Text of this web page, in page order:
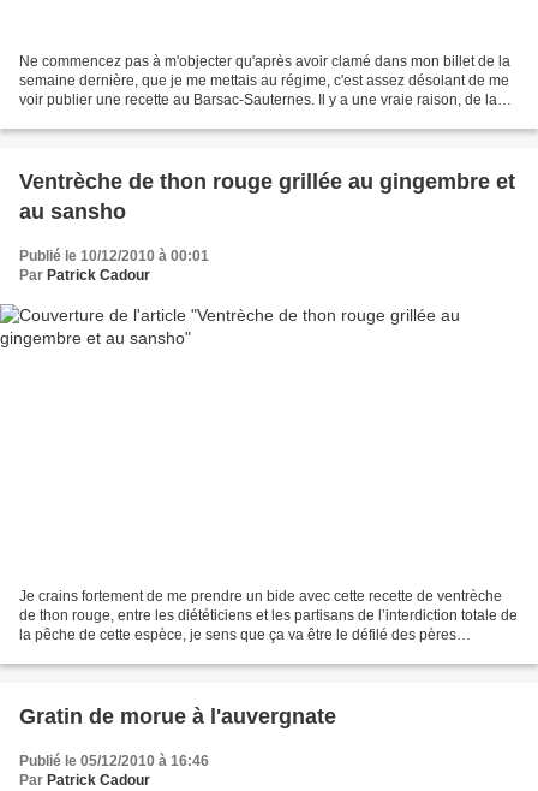
Ne commencez pas à m'objecter qu'après avoir clamé dans mon billet de la
semaine dernière, que je me mettais au régime, c'est assez désolant de me
voir publier une recette au Barsac-Sauternes. Il y a une vraie raison, de la
Ventrèche de thon rouge grillée au gingembre et
au sansho
Publié le 10/12/2010 à 00:01
Par Patrick Cadour
Je crains fortement de me prendre un bide avec cette recette de ventrèche
de thon rouge, entre les diététiciens et les partisans de l’interdiction totale de
la pêche de cette espèce, je sens que ça va être le défilé des pères
Gratin de morue à l'auvergnate
Publié le 05/12/2010 à 16:46
Par Patrick Cadour